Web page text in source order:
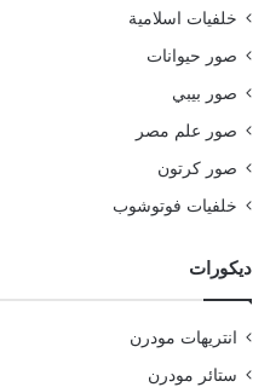
خلفيات اسلامية
صور حيوانات
صور بيبي
صور علم مصر
صور كرتون
خلفيات فوتوشوب
ديكورات
انتريهات مودرن
ستائر مودرن